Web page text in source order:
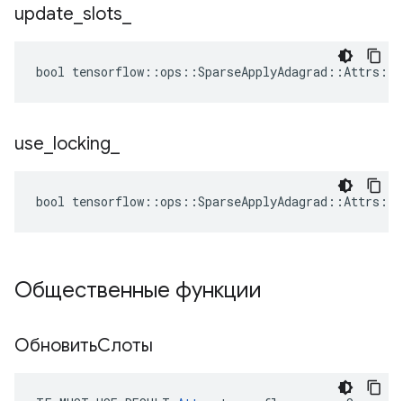
update slots
bool
use locking
bool
Общественные функции
ОбновитьСлоты